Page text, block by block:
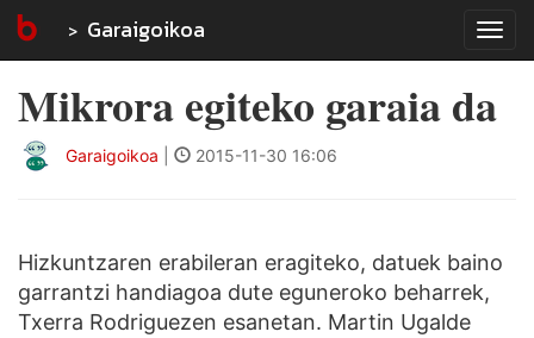
Garaigoikoa
Mikrora egiteko garaia da
Garaigoikoa 2015-11-30 16:06
Hizkuntzaren erabileran eragiteko, datuek baino
garrantzi handiagoa dute eguneroko beharrek,
Txerra Rodriguezen esanetan. Martin Ugalde